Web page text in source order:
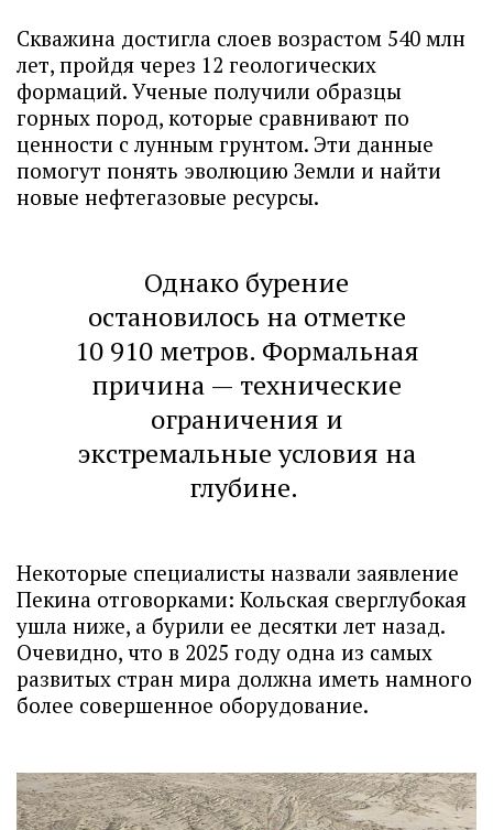
Скважина достигла слоев возрастом 540 млн
лет, пройдя через 12 геологических
формаций. Ученые получили образцы
горных пород, которые сравнивают по
ценности с лунным грунтом. Эти данные
помогут понять эволюцию Земли и найти
новые нефтегазовые ресурсы.
Однако бурение
остановилось на отметке
10 910 метров. Формальная
причина — технические
ограничения и
экстремальные условия на
глубине.
Некоторые специалисты назвали заявление
Пекина отговорками: Кольская сверглубокая
ушла ниже, а бурили ее десятки лет назад.
Очевидно, что в 2025 году одна из самых
развитых стран мира должна иметь намного
более совершенное оборудование.